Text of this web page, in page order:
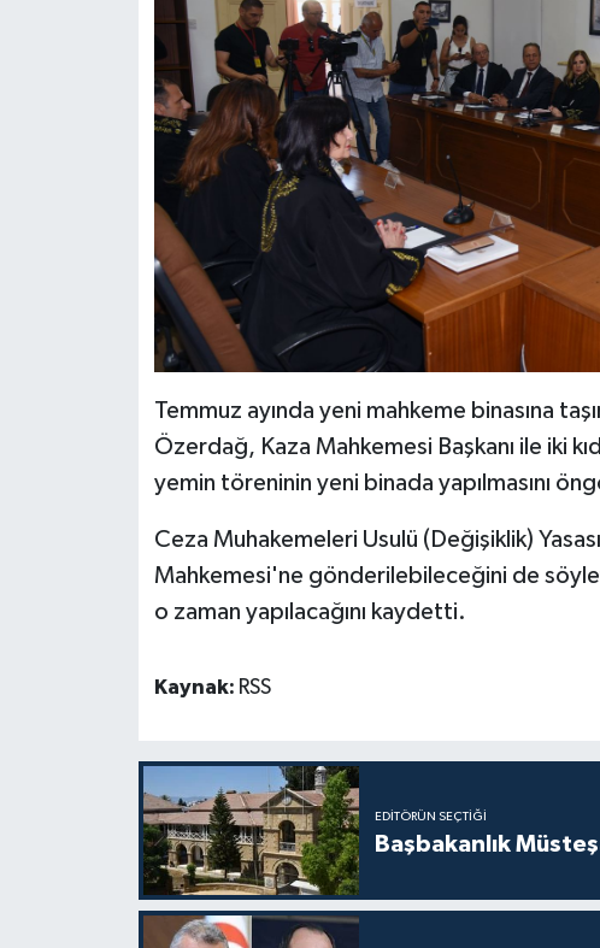
Temmuz ayında yeni mahkeme binasına
Özerdağ, Kaza Mahkemesi Başkanı ile iki
yemin töreninin yeni binada yapılmasını
Ceza Muhakemeleri Usulü (Değişiklik)
Mahkemesi'ne gönderilebileceğini de
o zaman yapılacağını kaydetti.
Kaynak: RSS
EDITÖRÜN SEÇTIĞI
Başbakanlık